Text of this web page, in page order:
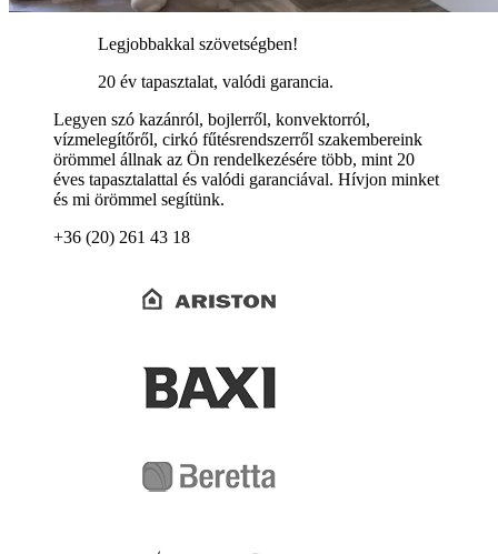
Legjobbakkal szövetségben!
20 év tapasztalat, valódi garancia.
Legyen szó kazánról, bojlerről, konvektorról,
vízmelegítőről, cirkó fűtésrendszerről szakembereink
örömmel állnak az Ön rendelkezésére több, mint 20
éves tapasztalattal és valódi garanciával. Hívjon minket
és mi örömmel segítünk.
+36 (20) 261 43 18